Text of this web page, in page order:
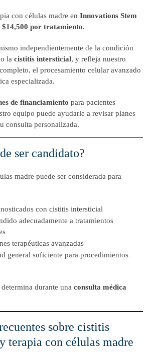
con células madre en Innovations Stem
$14,500 por tratamiento.
independientemente de la condición
la cistitis intersticial, y refleja nuestro
el procesamiento celular avanzado
especializada.
de financiamiento para pacientes
equipo puede ayudarle a revisar planes
consulta personalizada.
ser candidato?
madre puede ser considerada para
con cistitis intersticial
adecuadamente a tratamientos
terapéuticas avanzadas
general suficiente para procedimientos
durante una consulta médica
sobre cistitis
terapia con células madre